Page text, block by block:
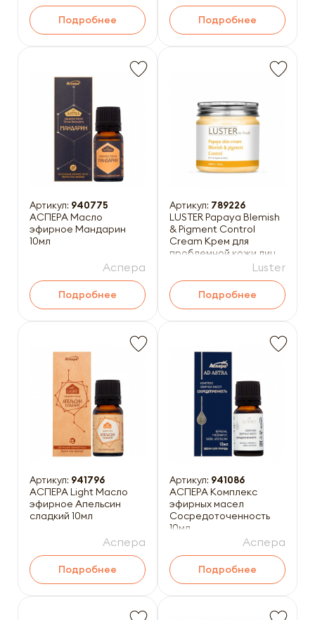
Подробнее Подробнее
Артикул: 940775
АСПЕРА Масло
эфирное Мандарин
10мл
Аспера
Подробнее
Артикул: 789226
LUSTER Papaya Blemish
& Pigment Control
Cream Крем для
проблемной кожи лица
с экстрактом папайиLuster
Подробнее
Артикул: 941796
АСПЕРА Light Масло
эфирное Апельсин
сладкий 10мл
Аспера
Подробнее
Артикул: 941086
АСПЕРА Комплекс
эфирных масел
Сосредоточенность
10мл
Аспера
Подробнее